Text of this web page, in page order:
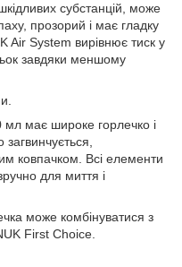
субстанцій, може
прозорий і має гладку
Air System вирівнює тиск у
завдяки меншому
має широке горлечко і
ковпачком. Всі елементи
для миття і
може комбінуватися з
First Choice.